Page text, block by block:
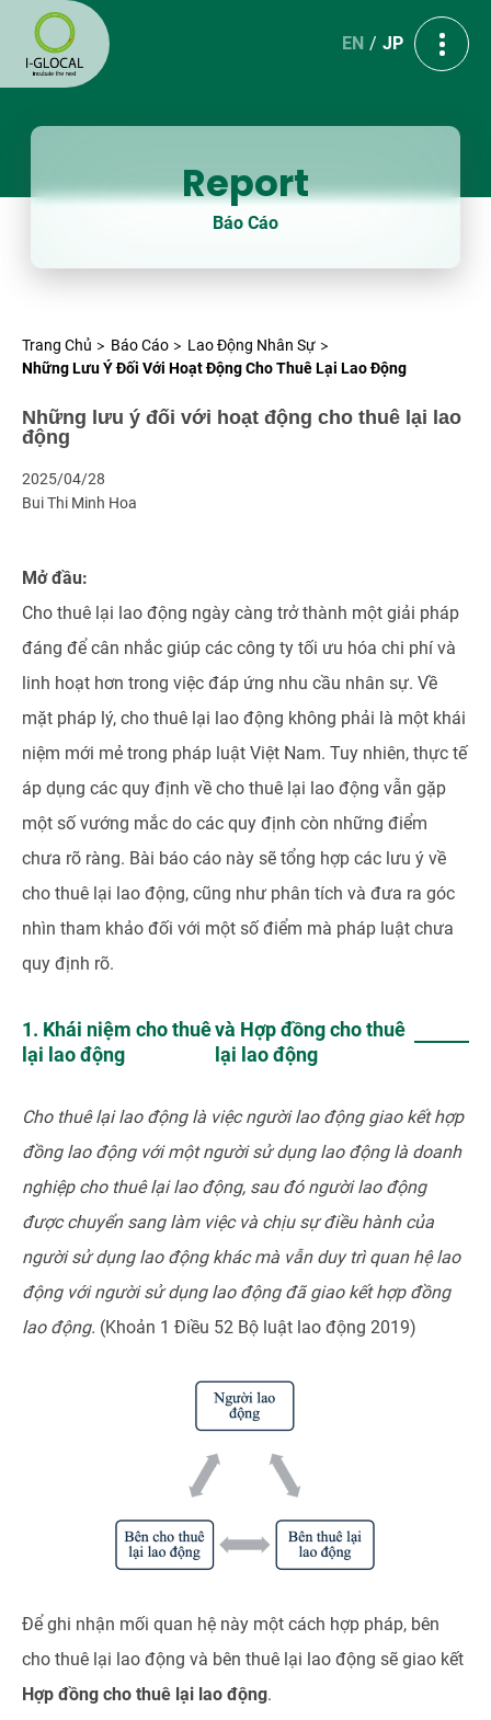
EN JP
Report
Báo Cáo
Trang Chủ Báo Cáo
Lao Động Nhân Sự
Những Lưu Ý Đối Với Hoạt Động Cho Thuê Lại Lao Động
Những lưu ý đối với hoạt động cho thuê lại lao
động
2025/04/28
Bui Thi Minh Hoa
Mở đầu:
Cho thuê lại lao động ngày càng trở thành một giải pháp
đáng để cân nhắc giúp các công ty tối ưu hóa chi phí và
linh hoạt hơn trong việc đáp ứng nhu cầu nhân sự. Về
mặt pháp lý, cho thuê lại lao động không phải là một khái
niệm mới mẻ trong pháp luật Việt Nam. Tuy nhiên, thực tế
áp dụng các quy định về cho thuê lại lao động vẫn gặp
một số vướng mắc do các quy định còn những điểm
chưa rõ ràng. Bài báo cáo này sẽ tổng hợp các lưu ý về
cho thuê lại lao động, cũng như phân tích và đưa ra góc
nhìn tham khảo đối với một số điểm mà pháp luật chưa
quy định rõ.
1. Khái niệm cho thuê
lại lao động
và Hợp đồng cho thuê
lại lao động
Cho thuê lại lao độnglà việc người lao động giao kết hợp
đồng lao động với một người sử dụng lao động là doanh
nghiệp cho thuê lại lao động, sau đó người lao động
được chuyển sang làm việc và chịu sự điều hành của
người sử dụng lao động khác mà vẫn duy trì quan hệ lao
động với người sử dụng lao động đã giao kết hợp đồng
lao động. (Khoản 1 Điều 52 Bộ luật lao động 2019)
Để ghi nhận mối quan hệ này một cách hợp pháp, bên
cho thuê lại lao động và bên thuê lại lao động sẽ giao kết
Hợp đồng cho thuê lại lao động.